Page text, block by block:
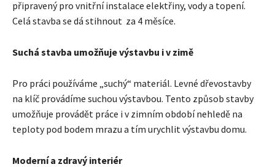
připravený pro vnitřní instalace elektřiny, vody a topení.
Celá stavba se dá stihnout za 4 měsíce.
Suchá stavba umožňuje výstavbu i v zimě
Pro práci používáme „suchý“ materiál. Levné dřevostavby
na klíč provádíme suchou výstavbou. Tento způsob stavby
umožňuje provádět práce i v zimním období nehledě na
teploty pod bodem mrazu a tím urychlit výstavbu domu.
Moderní a zdravý interiér